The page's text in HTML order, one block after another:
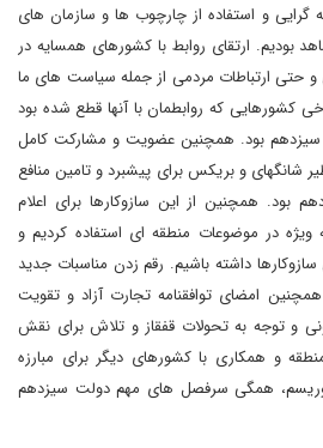
گرایی و استفاده از چارچوب ها و سازمان های
بودیم. ارتقای روابط با کشورهای همسایه در
و حتی ارتباطات مردمی از جمله سیاست های ما
کشورهایی که روابطمان با آنها قطع شده بود
سیزدهم بود. همچنین عضویت و مشارکت کامل
شانگهای و بریکس برای پیشبرد و تامین منافع
بود. همچنین از این سازوکارها برای اعلام
در موضوعات منطقه ای استفاده کردیم و
داشته باشیم. رقم زدن مناسبات جدید
امضای توافقنامه تجارت آزاد و تقویت
و توجه به تحولات قفقاز و تلاش برای نقش
و همکاری با کشورهای دیگر برای مبارزه
همگی سرفصل های مهم دولت سیزدهم